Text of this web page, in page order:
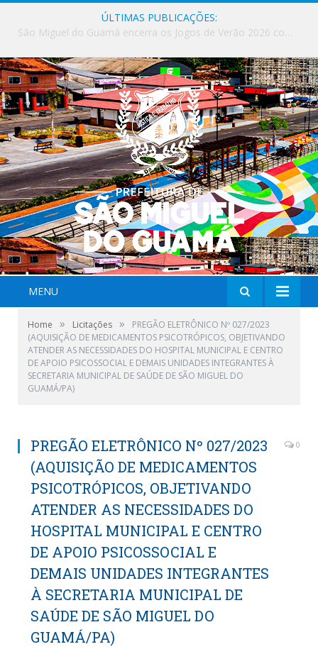
ÚLTIMAS PUBLICAÇÕES:
Milhares de fiéis tomam as ruas de São Miguel do Guamá em uma grande celebração de fé na Marcha para Jesus 2026.
MENU
Home » Licitações »
PREGÃO ELETRÔNICO Nº 027/2023
(AQUISIÇÃO DE MEDICAMENTOS PSICOTRÓPICOS, OBJETIVANDO
ATENDER AS NECESSIDADES DO HOSPITAL MUNICIPAL E CENTRO
DE APOIO PSICOSSOCIAL E DEMAIS UNIDADES INTEGRANTES À
SECRETARIA MUNICIPAL DE SAÚDE DE SÃO MIGUEL DO
GUAMÁ/PA)
PREGÃO ELETRÔNICO Nº 027/2023
(AQUISIÇÃO DE MEDICAMENTOS
PSICOTRÓPICOS, OBJETIVANDO
ATENDER AS NECESSIDADES DO
HOSPITAL MUNICIPAL E CENTRO
DE APOIO PSICOSSOCIAL E
DEMAIS UNIDADES INTEGRANTES
À SECRETARIA MUNICIPAL DE
SAÚDE DE SÃO MIGUEL DO
GUAMÁ/PA)
0